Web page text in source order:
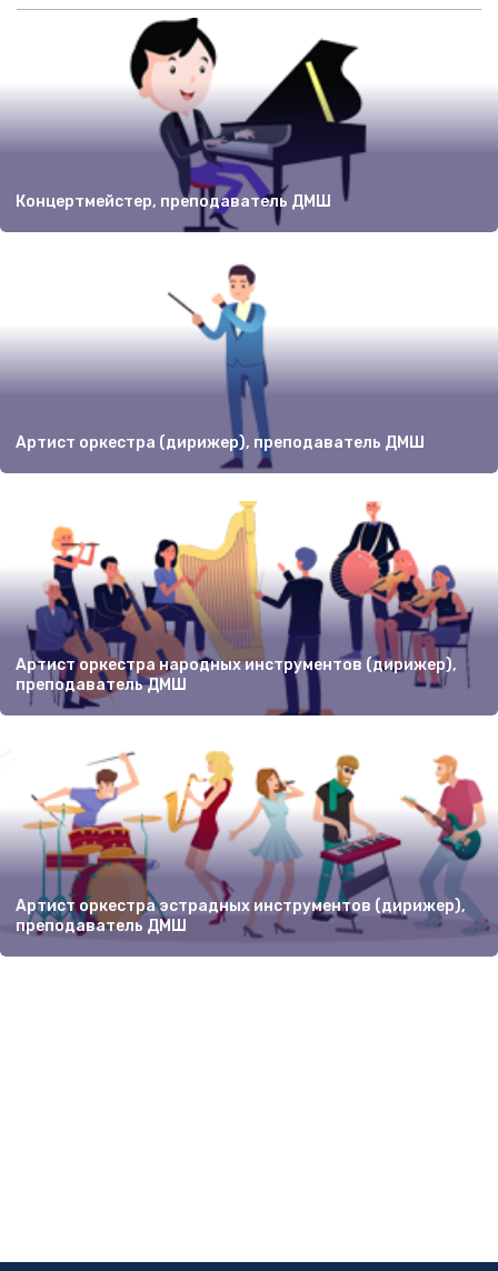
Концертмейстер, преподаватель ДМШ
Артист оркестра (дирижер), преподаватель ДМШ
Артист оркестра народных инструментов (дирижер),
преподаватель ДМШ
Артист оркестра эстрадных инструментов (дирижер),
преподаватель ДМШ